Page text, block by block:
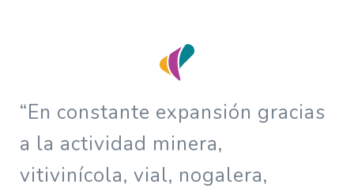
“En constante expansión gracias
a la actividad minera,
vitivinícola, vial, nogalera,